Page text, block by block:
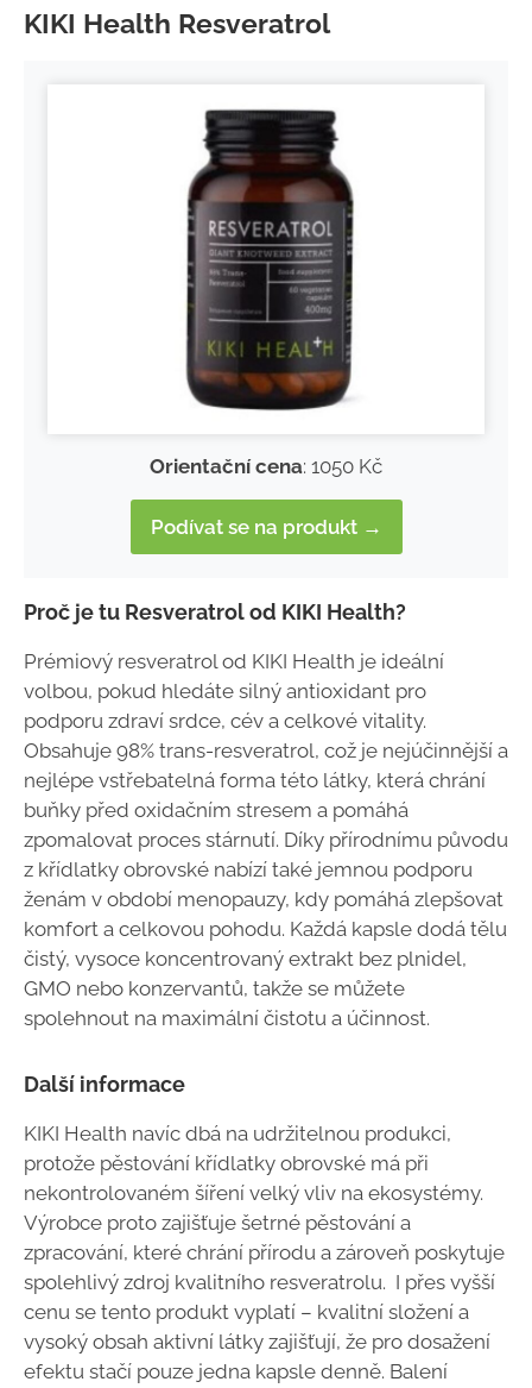
KIKI Health Resveratrol
Orientační cena: 1050 Kč
Podívat se na produkt →
Proč je tu Resveratrol od KIKI Health?
Prémiový resveratrol od KIKI Health je ideální
volbou, pokud hledáte silný antioxidant pro
podporu zdraví srdce, cév a celkové vitality.
Obsahuje 98% trans-resveratrol, což je nejúčinnější a
nejlépe vstřebatelná forma této látky, která chrání
buňky před oxidačním stresem a pomáhá
zpomalovat proces stárnutí. Díky přírodnímu původu
z křídlatky obrovské nabízí také jemnou podporu
ženám v období menopauzy, kdy pomáhá zlepšovat
komfort a celkovou pohodu. Každá kapsle dodá tělu
čistý, vysoce koncentrovaný extrakt bez plnidel,
GMO nebo konzervantů, takže se můžete
spolehnout na maximální čistotu a účinnost.
Další informace
KIKI Health navíc dbá na udržitelnou produkci,
protože pěstování křídlatky obrovské má při
nekontrolovaném šíření velký vliv na ekosystémy.
Výrobce proto zajišťuje šetrné pěstování a
zpracování, které chrání přírodu a zároveň poskytuje
spolehlivý zdroj kvalitního resveratrolu. I přes vyšší
cenu se tento produkt vyplatí – kvalitní složení a
vysoký obsah aktivní látky zajišťují, že pro dosažení
efektu stačí pouze jedna kapsle denně. Balení